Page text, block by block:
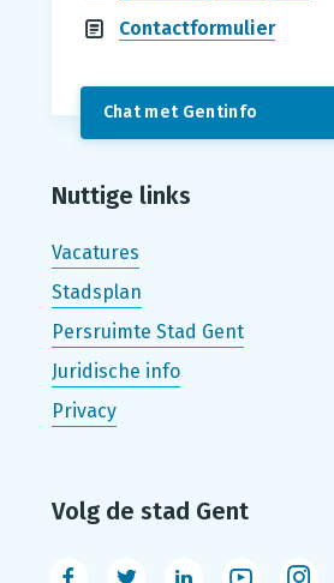
Contactformulier
Chat met Gentinfo
Nuttige links
Vacatures
Stadsplan
Persruimte Stad Gent
Juridische info
Privacy
Volg de stad Gent